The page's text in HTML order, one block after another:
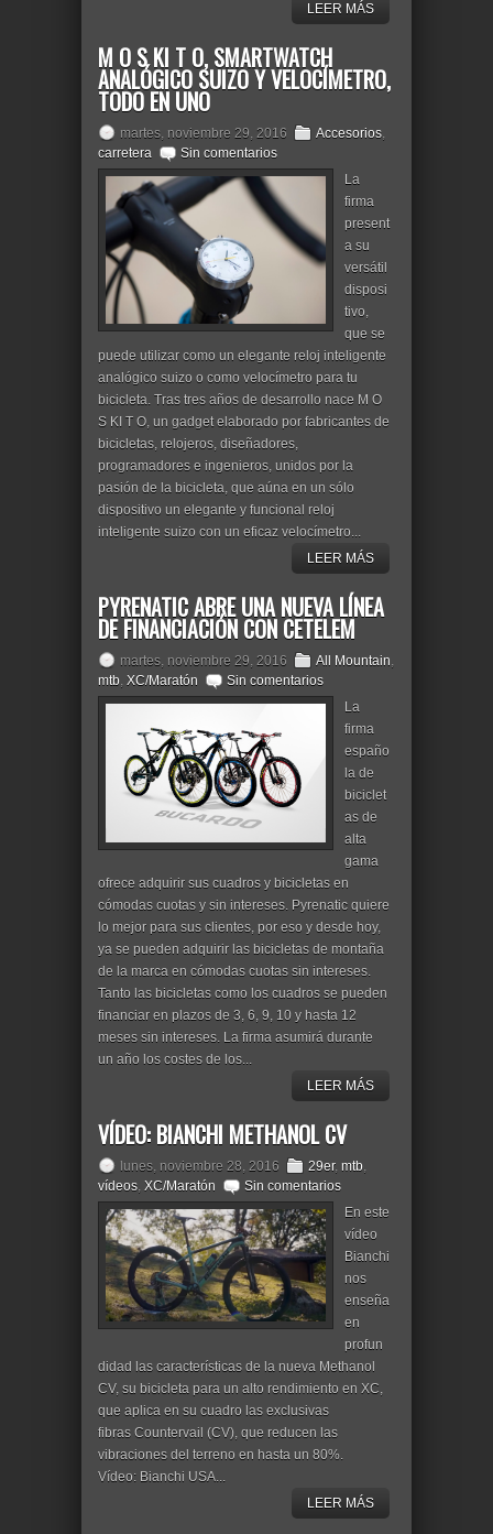
LEER MÁS
M O S KI T O, SMARTWATCH
ANALÓGICO SUIZO Y VELOCÍMETRO,
TODO EN UNO
martes, noviembre 29, 2016 Accesorios,
carretera
Sin comentarios
La
firma
present
a su
versátil
disposi
tivo,
que se
puede utilizar como un elegante reloj inteligente
analógico suizo o como velocímetro para tu
bicicleta. Tras tres años de desarrollo nace M O
S KI T O, un gadget elaborado por fabricantes de
bicicletas, relojeros, diseñadores,
programadores e ingenieros, unidos por la
pasión de la bicicleta, que aúna en un sólo
dispositivo un elegante y funcional reloj
inteligente suizo con un eficaz velocímetro...
LEER MÁS
PYRENATIC ABRE UNA NUEVA LÍNEA
DE FINANCIACIÓN CON CETELEM
martes, noviembre 29, 2016 All Mountain,
mtb, XC/Maratón
Sin comentarios
La
firma
españo
la de
biciclet
as de
alta
gama
ofrece adquirir sus cuadros y bicicletas en
cómodas cuotas y sin intereses. Pyrenatic quiere
lo mejor para sus clientes, por eso y desde hoy,
ya se pueden adquirir las bicicletas de montaña
de la marca en cómodas cuotas sin intereses.
Tanto las bicicletas como los cuadros se pueden
financiar en plazos de 3, 6, 9, 10 y hasta 12
meses sin intereses. La firma asumirá durante
un año los costes de los...
LEER MÁS
VÍDEO: BIANCHI METHANOL CV
lunes, noviembre 28, 2016 29er, mtb,
vídeos, XC/Maratón
Sin comentarios
En este
vídeo
Bianchi
nos
enseña
en
profun
didad las características de la nueva Methanol
CV, su bicicleta para un alto rendimiento en XC,
que aplica en su cuadro las exclusivas
fibras Countervail (CV), que reducen las
vibraciones del terreno en hasta un 80%.
Vídeo: Bianchi USA...
LEER MÁS